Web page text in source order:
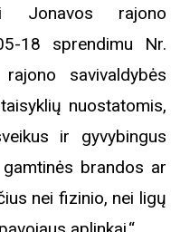
Jonavos rajono
18 sprendimu Nr.
savivaldybės
nuostatomis,
ir gyvybingus
brandos ar
nei fizinio, nei ligų